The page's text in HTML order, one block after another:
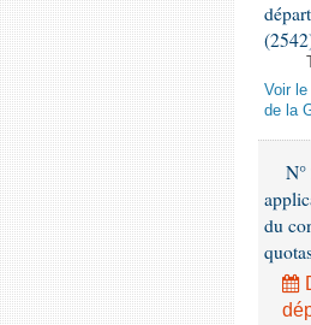
Voir
de la
du